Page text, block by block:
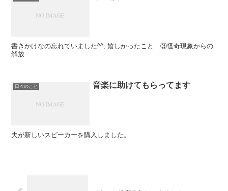
書きかけなの忘れていました^^; 嬉しかったこと ③怪奇現象からの
解放
日々のこと 音楽に助けてもらってます
夫が新しいスピーカーを購入しました。